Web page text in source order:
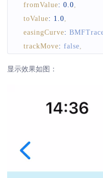
fromValue: 0.0
toValue: 1.0
easingCurve:
trackMove: false
isRotateWhenTrack
modelName:
modelPath :
animationIsEnable:
显示效果如图：